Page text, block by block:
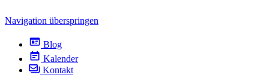
Navigation überspringen
Blog
Kalender
Kontakt